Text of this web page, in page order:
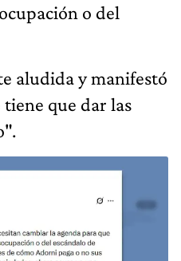
o del
aludida y manifestó
que dar las